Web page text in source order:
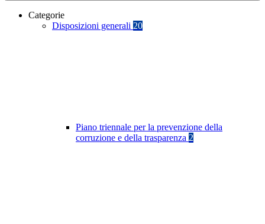
Categorie
Disposizioni generali 20
Piano triennale per la prevenzione della
corruzione e della trasparenza 2